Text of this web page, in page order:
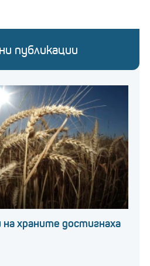
публикации
храните достигнаха